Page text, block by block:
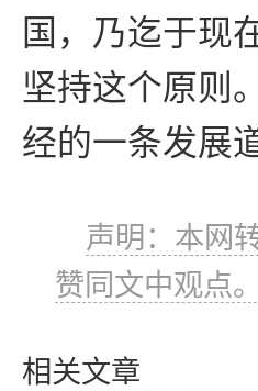
国，乃迄于现
坚持这个原则
经的一条发展
声明：本网
赞同文中观点。
相关文章